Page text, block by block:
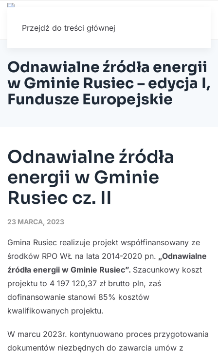
Przejdź do treści głównej
Odnawialne źródła energii
w Gminie Rusiec – edycja I,
Fundusze Europejskie
Odnawialne źródła
energii w Gminie
Rusiec cz. II
23 MARCA, 2023
Gmina Rusiec realizuje projekt współfinansowany ze
środków RPO WŁ na lata 2014-2020 pn. „Odnawialne
źródła energii w Gminie Rusiec”. Szacunkowy koszt
projektu to 4 197 120,37 zł brutto pln, zaś
dofinansowanie stanowi 85% kosztów
kwalifikowanych projektu.
W marcu 2023r. kontynuowano proces przygotowania
dokumentów niezbędnych do zawarcia umów z